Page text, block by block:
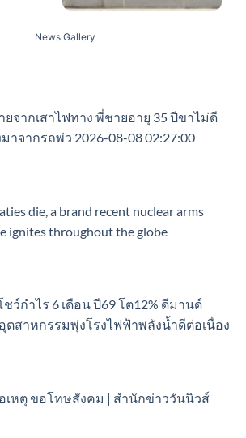
News Gallery
ยจากเสาไฟทาง พี่ชายอายุ 35 ปีขาไม่ดี
มาจากรถพ่ว 2026-08-08 02:27:00
die, a brand recent nuclear arms
ignites throughout the globe
ชว์กำไร 6 เดือน ปี69 โต12% ดีมานด์
ตสาหกรรมพุ่งโรงไฟฟ้าพลังน้ำดีต่อเนื่อง
เหตุ ขอโทษสังคม | สำนักข่าววันนิวส์